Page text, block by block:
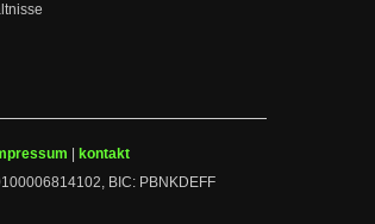
kontakt
BIC: PBNKDEFF